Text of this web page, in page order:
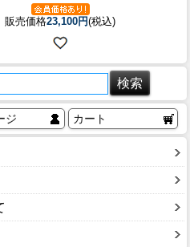
販売価格23,100円(税込)
ジ カート